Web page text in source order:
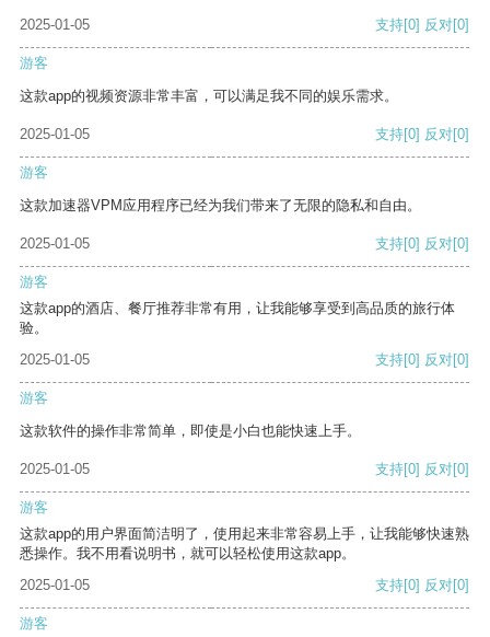
2025-01-05 支持[0] 反对[0]
游客
这款app的视频资源非常丰富，可以满足我不同的娱乐需求。
2025-01-05 支持[0] 反对[0]
游客
这款加速器VPM应用程序已经为我们带来了无限的隐私和自由。
2025-01-05 支持[0] 反对[0]
游客
这款app的酒店、餐厅推荐非常有用，让我能够享受到高品质的旅行体
验。
2025-01-05
支持[0] 反对[0]
游客
这款软件的操作非常简单，即使是小白也能快速上手。
2025-01-05 支持[0] 反对[0]
游客
这款app的用户界面简洁明了，使用起来非常容易上手，让我能够快速熟
悉操作。我不用看说明书，就可以轻松使用这款app。
2025-01-05
支持[0] 反对[0]
游客